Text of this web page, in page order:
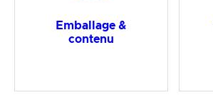
Emballage &
contenu